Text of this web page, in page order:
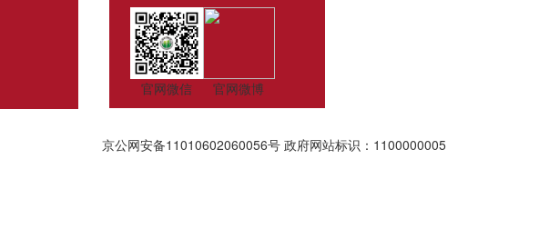
官网微信 官网微博
京公网安备11010602060056号 政府网站标识：1100000005